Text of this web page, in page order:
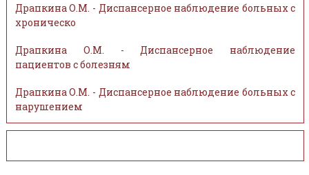
Драпкина О.М. - Диспансерное наблюдение больных с
хроническо
Драпкина О.М. - Диспансерное наблюдение
пациентов с болезням
Драпкина О.М. - Диспансерное наблюдение больных с
нарушением